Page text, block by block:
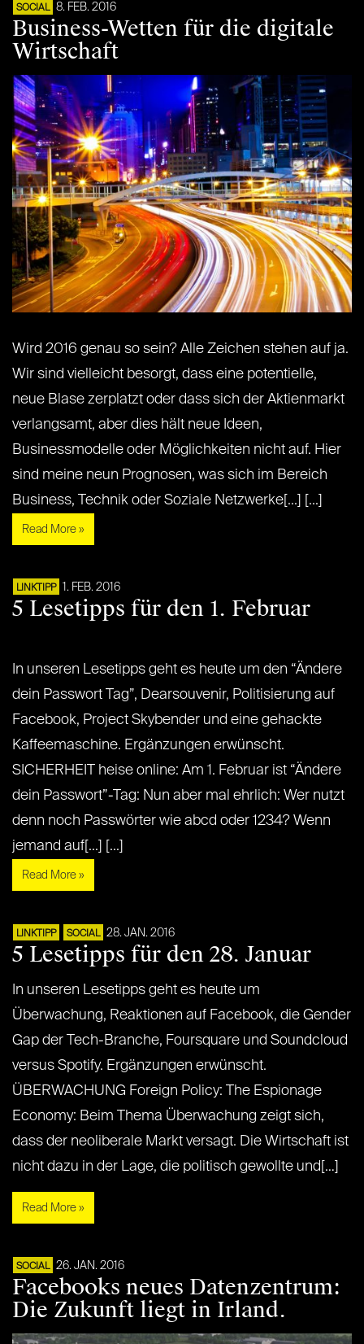
SOCIAL 8. FEB. 2016
Business-Wetten für die digitale
Wirtschaft
Wird 2016 genau so sein? Alle Zeichen stehen auf ja.
Wir sind vielleicht besorgt, dass eine potentielle,
neue Blase zerplatzt oder dass sich der Aktienmarkt
verlangsamt, aber dies hält neue Ideen,
Businessmodelle oder Möglichkeiten nicht auf. Hier
sind meine neun Prognosen, was sich im Bereich
Business, Technik oder Soziale Netzwerke[...] [...]
Read More »
LINKTIPP 1. FEB. 2016
5 Lesetipps für den 1. Februar
In unseren Lesetipps geht es heute um den “Ändere
dein Passwort Tag”, Dearsouvenir, Politisierung auf
Facebook, Project Skybender und eine gehackte
Kaffeemaschine. Ergänzungen erwünscht.
SICHERHEIT heise online: Am 1. Februar ist “Ändere
dein Passwort”-Tag: Nun aber mal ehrlich: Wer nutzt
denn noch Passwörter wie abcd oder 1234? Wenn
jemand auf[...] [...]
Read More »
LINKTIPP SOCIAL 28. JAN. 2016
5 Lesetipps für den 28. Januar
In unseren Lesetipps geht es heute um
Überwachung, Reaktionen auf Facebook, die Gender
Gap der Tech-Branche, Foursquare und Soundcloud
versus Spotify. Ergänzungen erwünscht.
ÜBERWACHUNG Foreign Policy: The Espionage
Economy: Beim Thema Überwachung zeigt sich,
dass der neoliberale Markt versagt. Die Wirtschaft ist
nicht dazu in der Lage, die politisch gewollte und[…]
Read More »
SOCIAL 26. JAN. 2016
Facebooks neues Datenzentrum:
Die Zukunft liegt in Irland.